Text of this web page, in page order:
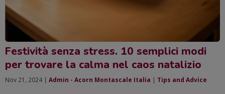
Festività senza stress. 10 semplici modi
per trovare la calma nel caos natalizio
Nov 21, 2024 | Admin - Acorn Montascale Italia | Tips and Advice